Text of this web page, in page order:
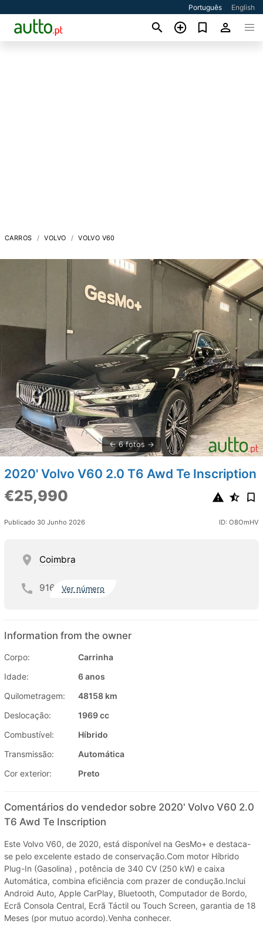
Português English
CARROS VOLVO VOLVO V60
6 fotos
2020' Volvo V60 2.0 T6 Awd Te Inscription
€25,990
Publicado 30 Junho 2026 ID: O8OmHV
Coimbra
916 Ver número
Information from the owner
Corpo:
Carrinha
Idade:
6 anos
Quilometragem:
48158 km
Deslocação:
1969 cc
Combustível:
Híbrido
Transmissão:
Automática
Cor exterior:
Preto
Comentários do vendedor sobre 2020' Volvo V60 2.0
T6 Awd Te Inscription
Este Volvo V60, de 2020, está disponível na GesMo+ e destaca-
se pelo excelente estado de conservação.Com motor Híbrido
Plug-In (Gasolina) , potência de 340 CV (250 kW) e caixa
Automática, combina eficiência com prazer de condução.Inclui
Android Auto, Apple CarPlay, Bluetooth, Computador de Bordo,
Ecrã Consola Central, Ecrã Táctil ou Touch Screen, garantia de 18
Meses (por mutuo acordo).Venha conhecer.